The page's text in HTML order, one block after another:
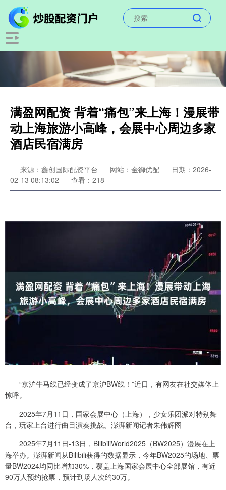
满盈网配资 背着“痛包”来上海！漫展带
动上海旅游小高峰，会展中心周边多家
酒店民宿满房
来源：鑫创国际配资平台 网站：金御优配
日期：2026-
02-13 08:13:02
查看：218
“京沪牛马线已经变成了京沪BW线！”近日，有网友在社交媒体上
惊呼。
2025年7月11日，国家会展中心（上海），少女乐团派对特别舞
台，玩家上台进行曲目演奏挑战。澎湃新闻记者朱伟辉图
2025年7月11日-13日，BilibiliWorld2025（BW2025）漫展在上
海举办。澎湃新闻从Bilibili获得的数据显示，今年BW2025的场地、票
量BW2024均同比增加30%，覆盖上海国家会展中心全部展馆，有近
90万人预约抢票，预计到场人次约30万。